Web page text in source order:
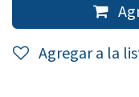
Agregar a la